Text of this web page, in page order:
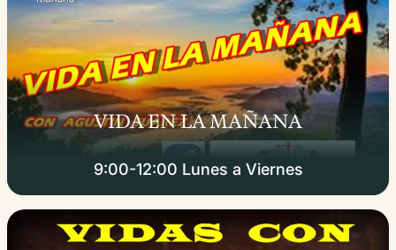
VIDA EN LA MAÑANA
9:00-12:00 Lunes a Viernes